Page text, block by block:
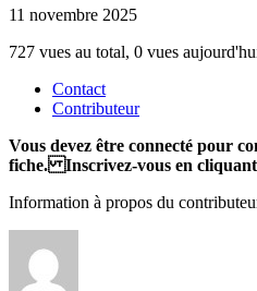
11 novembre 2025
727 vues au total, 0 vues
Contact
Contributeur
Vous devez être connecté pour
fiche. Inscrivez-vous en
Information à propos du